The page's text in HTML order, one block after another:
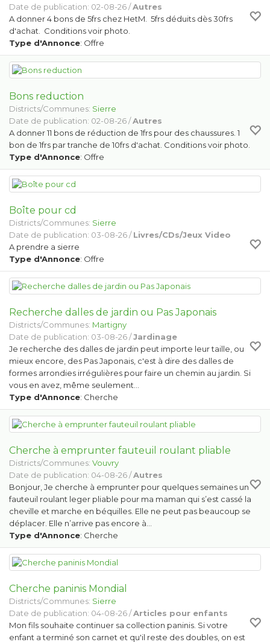
Date de publication: 02-08-26 /Autres
A donner 4 bons de 5frs chez HetM. 5frs déduits dès 30frs
d'achat. Conditions voir photo.
Type d'Annonce: Offre
Bons reduction
Districts/Communes: Sierre
Date de publication: 02-08-26 /Autres
A donner 11 bons de réduction de 1frs pour des chaussures. 1
bon de 1frs par tranche de 10frs d'achat. Conditions voir photo.
Type d'Annonce: Offre
Boîte pour cd
Districts/Communes: Sierre
Date de publication: 03-08-26 /Livres/CDs/Jeux Video
A prendre a sierre
Type d'Annonce: Offre
Recherche dalles de jardin ou Pas Japonais
Districts/Communes: Martigny
Date de publication: 03-08-26 /Jardinage
Je recherche des dalles de jardin peut importe leur taille, ou
mieux encore, des Pas Japonais, c'est à dire des dalles de
formes arrondies irrégulières pour faire un chemin au jardin. Si
vous en avez, même seulement…
Type d'Annonce: Cherche
Cherche à emprunter fauteuil roulant pliable
Districts/Communes: Vouvry
Date de publication: 04-08-26 /Autres
Bonjour, Je cherche à emprunter pour quelques semaines un
fauteuil roulant leger pliable pour ma maman qui s’est cassé la
cheville et marche en béquilles. Elle ne peut pas beaucoup se
déplacer. Elle n’arrive pas encore à…
Type d'Annonce: Cherche
Cherche paninis Mondial
Districts/Communes: Sierre
Date de publication: 04-08-26 /Articles pour enfants
Mon fils souhaite continuer sa collection paninis. Si votre
enfant a terminé son carnet et qu'il reste des doubles, on est